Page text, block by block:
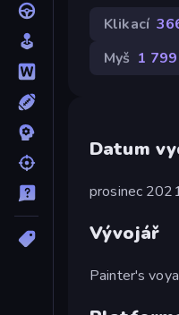
Klikací
Myš 1 799
Datum
prosinec
Vývojář
Painter's